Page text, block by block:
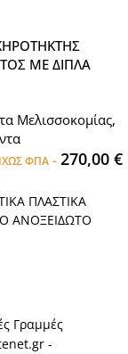
ΜΕ ΔΙΠΛΑ
Μελισσοκομίας,
ΦΠΑ - 270,00 €
ΠΛΑΣΤΙΚΑ
ΑΝΟΞΕΙΔΩΤΟ
Γραμμές
-